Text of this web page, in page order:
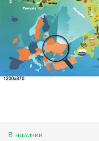
В наличии